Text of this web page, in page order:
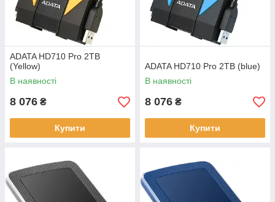
ADATA HD710 Pro 2TB
(Yellow)
В наявності
8 076 ₴
Купити
ADATA HD710 Pro 2TB (blue)
В наявності
8 076 ₴
Купити